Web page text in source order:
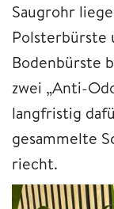
Saugrohr
Polsterbürste
Bodenbürste
zwei „Anti-
langfristig
gesammelte
riecht.